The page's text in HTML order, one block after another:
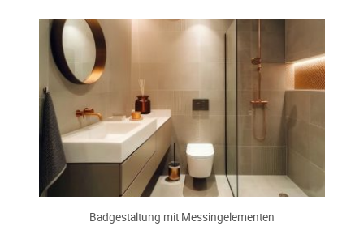
Badgestaltung mit Messingelementen